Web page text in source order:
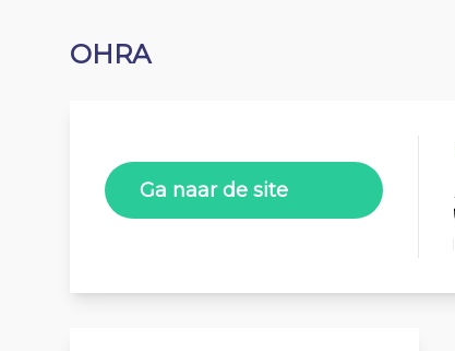
OHRA
Ga naar de site